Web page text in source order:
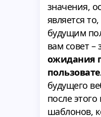
значения,
является
будущим
вам совет –
ожидания
будущего
после
шаблонов,